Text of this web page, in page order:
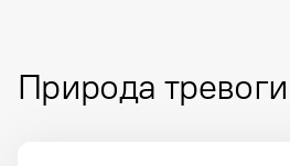
Природа тревоги